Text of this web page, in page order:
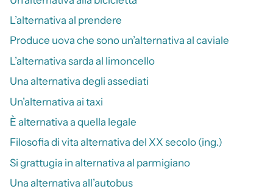
L’alternativa al prendere
Produce uova che sono un’alternativa al caviale
L’alternativa sarda al limoncello
Una alternativa degli assediati
Un’alternativa ai taxi
È alternativa a quella legale
Filosofia di vita alternativa del XX secolo (ing.)
Si grattugia in alternativa al parmigiano
Una alternativa all’autobus